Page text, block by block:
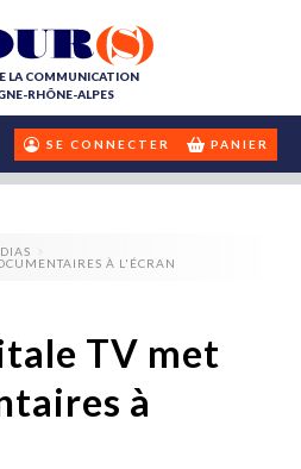
LA COMMUNICATION
RHÔNE-ALPES
SE CONNECTER PANIER
À L'ÉCRAN
TV met
à